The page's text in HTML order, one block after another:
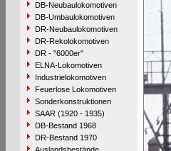
DB-Neubaulokomotiven
DB-Umbaulokomotiven
DR-Neubaulokomotiven
DR-Rekolokomotiven
DR - "6000er"
ELNA-Lokomotiven
Industrielokomotiven
Feuerlose Lokomotiven
Sonderkonstruktionen
SAAR (1920 - 1935)
DB-Bestand 1968
DR-Bestand 1970